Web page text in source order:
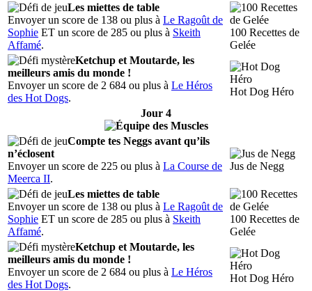
Les miettes de table
Envoyer un score de 138 ou plus à Le Ragoût de
Sophie ET un score de 285 ou plus à Skeith
Affamé.
100 Recettes de
Gelée
Ketchup et Moutarde, les
meilleurs amis du monde !
Envoyer un score de 2 684 ou plus à Le Héros
des Hot Dogs.
Hot Dog Héro
Jour 4
Compte tes Neggs avant qu’ils
n’éclosent
Envoyer un score de 225 ou plus à La Course de
Meerca II.
Jus de Negg
Les miettes de table
Envoyer un score de 138 ou plus à Le Ragoût de
Sophie ET un score de 285 ou plus à Skeith
Affamé.
100 Recettes de
Gelée
Ketchup et Moutarde, les
meilleurs amis du monde !
Envoyer un score de 2 684 ou plus à Le Héros
des Hot Dogs.
Hot Dog Héro